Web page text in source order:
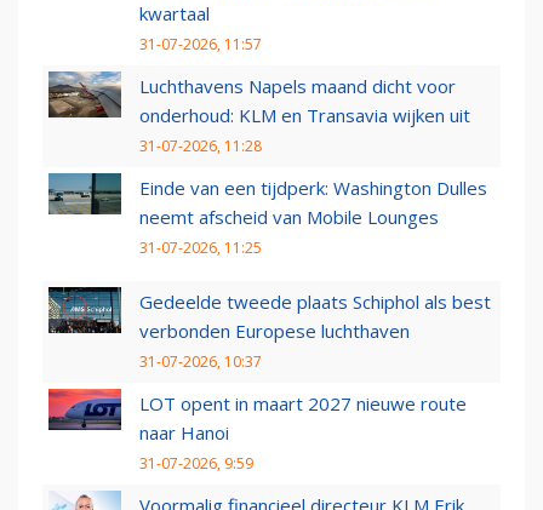
kwartaal
31-07-2026, 11:57
Luchthavens Napels maand dicht voor
onderhoud: KLM en Transavia wijken uit
31-07-2026, 11:28
Einde van een tijdperk: Washington Dulles
neemt afscheid van Mobile Lounges
31-07-2026, 11:25
Gedeelde tweede plaats Schiphol als best
verbonden Europese luchthaven
31-07-2026, 10:37
LOT opent in maart 2027 nieuwe route
naar Hanoi
31-07-2026, 9:59